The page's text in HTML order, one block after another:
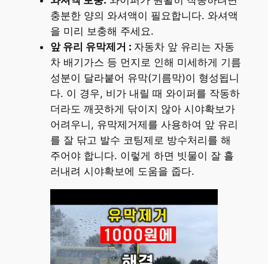
충분한 양의 와셔액이 필요합니다. 와셔액
을 미리 보충해 주세요.
앞 유리 유막제거 : 자동차 앞 유리는 자동
차 배기가스 등 먼지로 인해 미세하게 기름
성분이 달라붙어 유막(기름막)이 형성됩니
다. 이 경우, 비가 내릴 때 와이퍼를 작동하
더라도 깨끗하게 닦이지 않아 시야확보가
어려우니, 유막제거제를 사용하여 앞 유리
를 잘 닦고 발수 코팅제로 방수처리를 해
주어야 합니다. 이렇게 하면 빗물이 잘 흘
러내려 시야확보에 도움을 줍다.